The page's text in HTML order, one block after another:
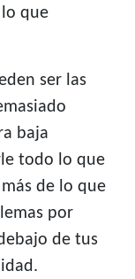
que
ser las
baja
todo lo que
de lo que
por
de tus